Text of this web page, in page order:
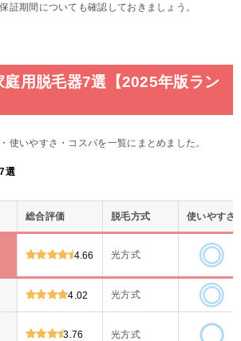
証期間についても確認しておきましょう。
庭用脱毛器7選【2025年版ラン
使いやすさ・コスパを一覧にまとめました。
選
総合評価 脱毛方式 使いやすさ
4.66 光方式
4.02 光方式
3.76 光方式